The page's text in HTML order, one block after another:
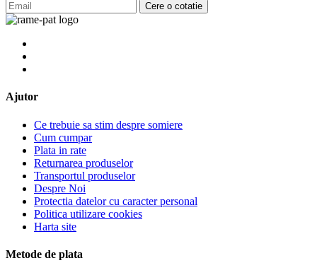
Cere o cotatie
Ajutor
Ce trebuie sa stim despre somiere
Cum cumpar
Plata in rate
Returnarea produselor
Transportul produselor
Despre Noi
Protectia datelor cu caracter personal
Politica utilizare cookies
Harta site
Metode de plata